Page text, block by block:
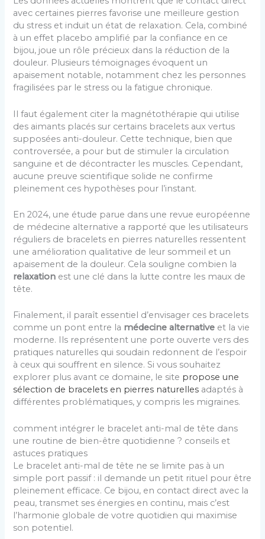
avec certaines pierres favorise une meilleure gestion
du stress et induit un état de relaxation. Cela, combiné
à un effet placebo amplifié par la confiance en ce
bijou, joue un rôle précieux dans la réduction de la
douleur. Plusieurs témoignages évoquent un
apaisement notable, notamment chez les personnes
fragilisées par le stress ou la fatigue chronique.
Il faut également citer la magnétothérapie qui utilise
des aimants placés sur certains bracelets aux vertus
supposées anti-douleur. Cette technique, bien que
controversée, a pour but de stimuler la circulation
sanguine et de décontracter les muscles. Cependant,
aucune preuve scientifique solide ne confirme
pleinement ces hypothèses pour l’instant.
En 2024, une étude parue dans une revue européenne
de médecine alternative a rapporté que les utilisateurs
réguliers de bracelets en pierres naturelles ressentent
une amélioration qualitative de leur sommeil et un
apaisement de la douleur. Cela souligne combien la
relaxation est une clé dans la lutte contre les maux de
tête.
Finalement, il paraît essentiel d’envisager ces bracelets
comme un pont entre la médecine alternative et la vie
moderne. Ils représentent une porte ouverte vers des
pratiques naturelles qui soudain redonnent de l’espoir
à ceux qui souffrent en silence. Si vous souhaitez
explorer plus avant ce domaine, le site propose une
sélection de bracelets en pierres naturelles adaptés à
différentes problématiques, y compris les migraines.
comment intégrer le bracelet anti-mal de tête dans
une routine de bien-être quotidienne ? conseils et
astuces pratiques
Le bracelet anti-mal de tête ne se limite pas à un
simple port passif : il demande un petit rituel pour être
pleinement efficace. Ce bijou, en contact direct avec la
peau, transmet ses énergies en continu, mais c’est
l’harmonie globale de votre quotidien qui maximise
son potentiel.